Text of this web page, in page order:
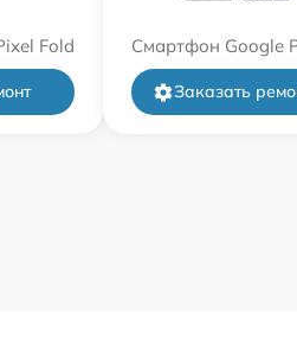
Fold Смартфон Google
Заказать